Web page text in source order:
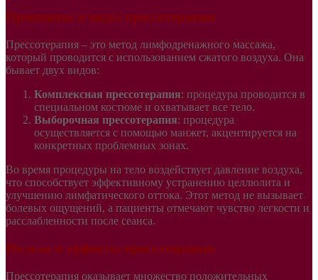
Принципы и виды прессотерапии
Прессотерапия – это метод лимфодренажного массажа,
который проводится с использованием сжатого воздуха. Она
бывает двух видов:
Комплексная прессотерапия: процедура проводится в
специальном костюме и охватывает все тело.
Выборочная прессотерапия: процедура
осуществляется с помощью манжет, акцентируется на
конкретных проблемных зонах.
Во время процедуры на тело воздействует давление воздуха,
что способствует эффективному устранению целлюлита и
улучшению лимфатического оттока. Этот метод не вызывает
болевых ощущений, а пациенты отмечают чувство легкости и
расслабленности после сеанса.
Польза и эффекты прессотерапии
Прессотерапия оказывает множество положительных